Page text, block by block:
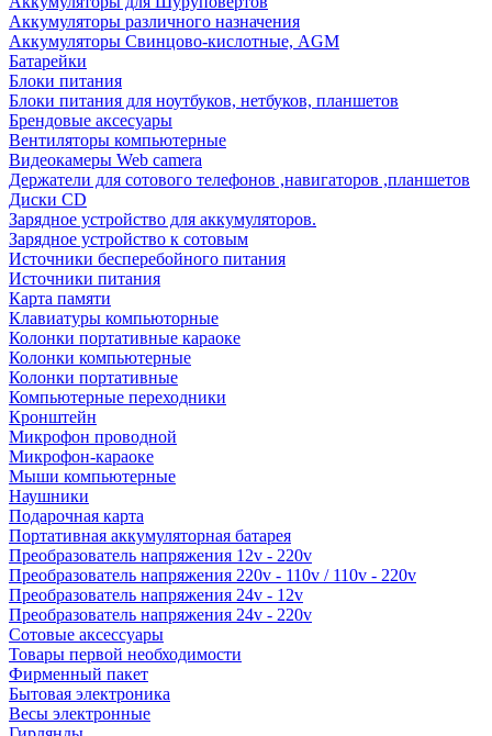
Аккумуляторы различного назначения
Аккумуляторы Свинцово-кислотные, AGM
Батарейки
Блоки питания
Блоки питания для ноутбуков, нетбуков, планшетов
Брендовые аксесуары
Вентиляторы компьютерные
Видеокамеры Web camera
Держатели для сотового телефонов ,навигаторов ,планшетов
Диски CD
Зарядное устройство для аккумуляторов.
Зарядное устройство к сотовым
Источники бесперебойного питания
Источники питания
Карта памяти
Клавиатуры компьюторные
Колонки портативные караоке
Колонки компьютерные
Колонки портативные
Компьютерные переходники
Кронштейн
Микрофон проводной
Микрофон-караоке
Мыши компьютерные
Наушники
Подарочная карта
Портативная аккумуляторная батарея
Преобразователь напряжения 12v - 220v
Преобразователь напряжения 220v - 110v / 110v - 220v
Преобразователь напряжения 24v - 12v
Преобразователь напряжения 24v - 220v
Сотовые аксессуары
Товары первой необходимости
Фирменный пакет
Бытовая электроника
Весы электронные